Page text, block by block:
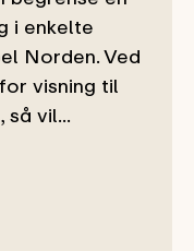
i enkelte
Norden. Ved
visning til
vil...